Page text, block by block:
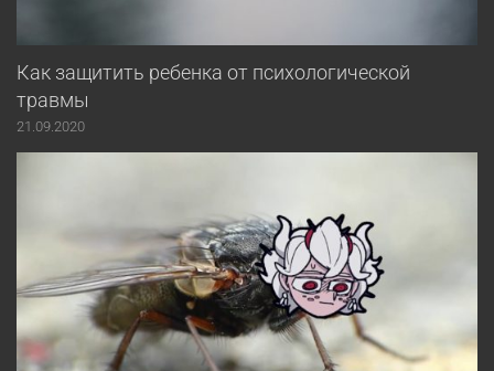
Как защитить ребенка от психологической
травмы
21.09.2020